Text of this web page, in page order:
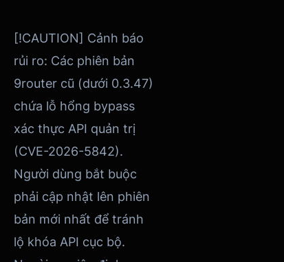
[!CAUTION] Cảnh báo
rủi ro: Các phiên bản
9router cũ (dưới 0.3.47)
chứa lỗ hổng bypass
xác thực API quản trị
(CVE-2026-5842).
Người dùng bắt buộc
phải cập nhật lên phiên
bản mới nhất để tránh
lộ khóa API cục bộ.